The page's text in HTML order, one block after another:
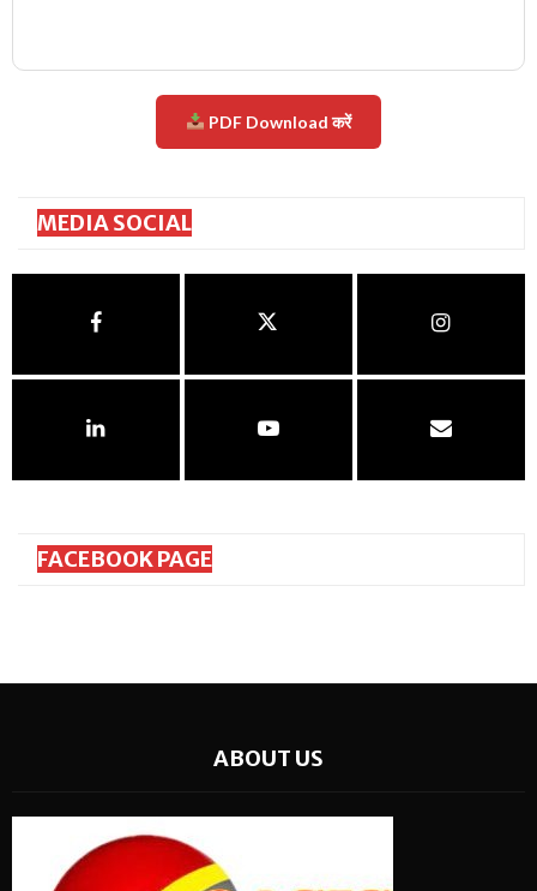
PDF Download करें
MEDIA SOCIAL
FACEBOOK PAGE
ABOUT US